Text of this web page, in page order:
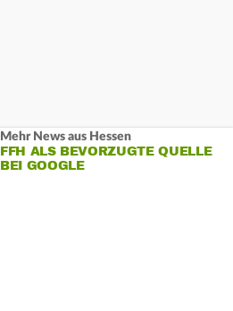
Mehr News aus Hessen
FFH ALS BEVORZUGTE QUELLE
BEI GOOGLE